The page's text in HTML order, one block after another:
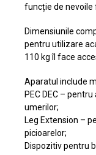
funcție de nevoile
Dimensiunile
pentru utilizare
110 kg îl face
Aparatul include
PEC DEC –
umerilor;
Leg Extension –
picioarelor;
Dispozitiv pentru